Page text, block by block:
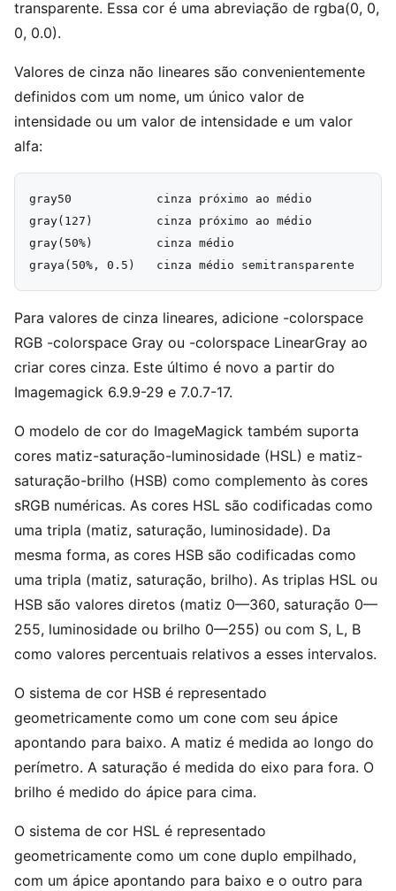
transparente. Essa cor é uma abreviação de rgba(0, 0,
0, 0.0).
Valores de cinza não lineares são convenientemente
definidos com um nome, um único valor de
intensidade ou um valor de intensidade e um valor
alfa:
gray50            cinza próximo ao médio
gray(127)         cinza próximo ao médio
gray(50%)         cinza médio
Para valores de cinza lineares, adicione -colorspace
RGB -colorspace Gray ou -colorspace LinearGray ao
criar cores cinza. Este último é novo a partir do
Imagemagick 6.9.9-29 e 7.0.7-17.
O modelo de cor do ImageMagick também suporta
cores matiz-saturação-luminosidade (HSL) e matiz-
saturação-brilho (HSB) como complemento às cores
sRGB numéricas. As cores HSL são codificadas como
uma tripla (matiz, saturação, luminosidade). Da
mesma forma, as cores HSB são codificadas como
uma tripla (matiz, saturação, brilho). As triplas HSL ou
HSB são valores diretos (matiz 0—360, saturação 0—
255, luminosidade ou brilho 0—255) ou com S, L, B
como valores percentuais relativos a esses intervalos.
O sistema de cor HSB é representado
geometricamente como um cone com seu ápice
apontando para baixo. A matiz é medida ao longo do
perímetro. A saturação é medida do eixo para fora. O
brilho é medido do ápice para cima.
O sistema de cor HSL é representado
geometricamente como um cone duplo empilhado,
com um ápice apontando para baixo e o outro para